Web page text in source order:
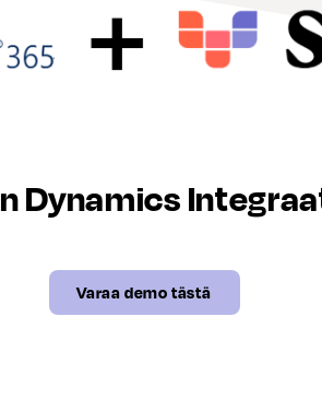
Dynamics
Varaa demo tästä